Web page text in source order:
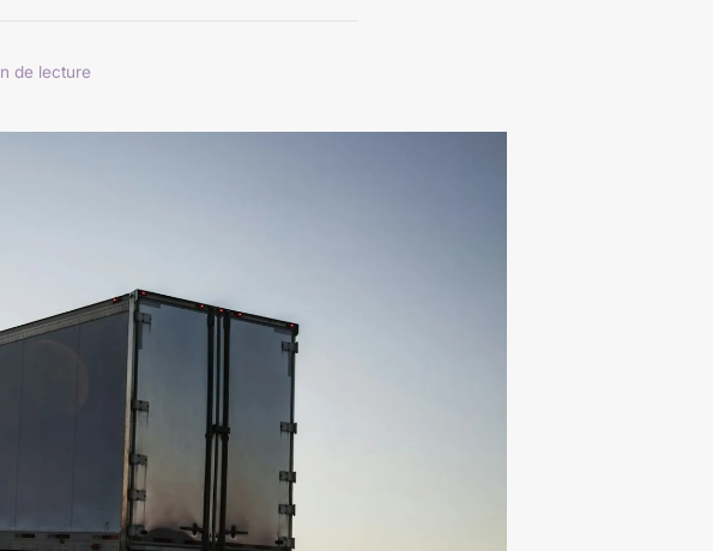
de lecture